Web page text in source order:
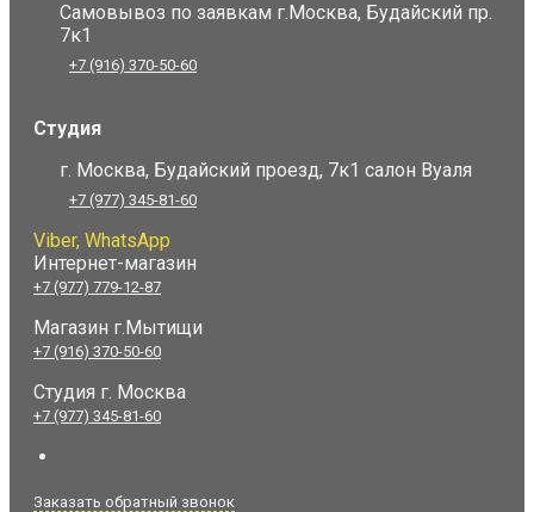
Самовывоз по заявкам г.Москва, Будайский пр.
7к1
+7 (916) 370-50-60
Студия
г. Москва, Будайский проезд, 7к1 салон Вуаля
+7 (977) 345-81-60
Viber, WhatsApp
Интернет-магазин
+7 (977) 779-12-87
Магазин г.Мытищи
+7 (916) 370-50-60
Студия г. Москва
+7 (977) 345-81-60
Заказать обратный звонок